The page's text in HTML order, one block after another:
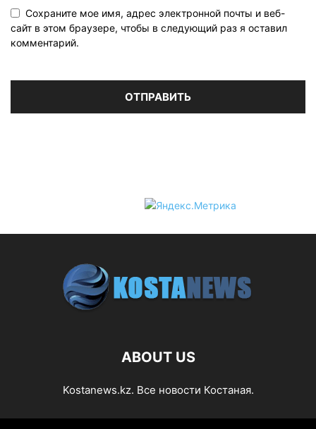
Сохраните мое имя, адрес электронной почты и веб-
сайт в этом браузере, чтобы в следующий раз я оставил
комментарий.
ABOUT US
Kostanews.kz. Все новости Костаная.